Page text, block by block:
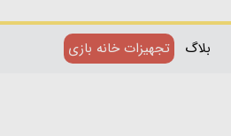
بلاگ تجهیزات خانه بازی